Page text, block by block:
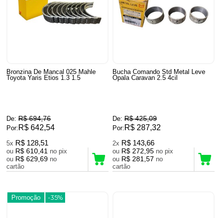
Bronzina De Mancal 025 Mahle
Toyota Yaris Etios 1.3 1.5
De: R$ 694,76
Por: R$ 642,54
5x R$ 128,51
ou R$ 610,41
no pix
ou R$ 629,69 no
cartão
Bucha Comando Std Metal Leve
Opala Caravan 2.5 4cil
De: R$ 425,09
Por: R$ 287,32
2x R$ 143,66
ou R$ 272,95
no pix
ou R$ 281,57 no
cartão
Promoção -35%